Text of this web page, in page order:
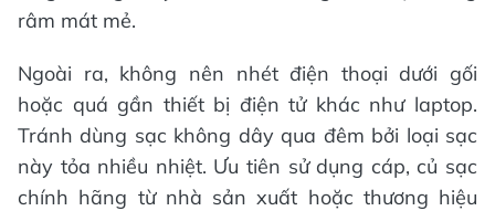
râm mát mẻ.
Ngoài ra, không nên nhét điện thoại dưới gối
hoặc quá gần thiết bị điện tử khác như laptop.
Tránh dùng sạc không dây qua đêm bởi loại sạc
này tỏa nhiều nhiệt. Ưu tiên sử dụng cáp, củ sạc
chính hãng từ nhà sản xuất hoặc thương hiệu